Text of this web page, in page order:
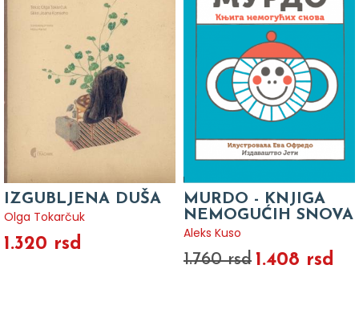
IZGUBLJENA DUŠA
Olga Tokarčuk
1.320 rsd
MURDO - KNJIGA
NEMOGUĆIH SNOVA
Aleks Kuso
1.760 rsd 1.408 rsd